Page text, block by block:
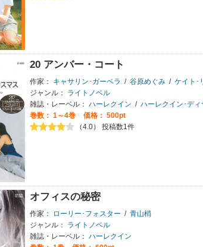
20 アンバー・コート
作家： キャサリン･ガーベラ / 谷原めぐみ / ケイト･
ジャンル：
ライトノベル
雑誌・レーベル： ハーレクイン / ハーレクイン･ディ
巻数： 1～4巻
価格： 500pt
（4.0） 投稿数1件
オフィスの秘密
作家： ローリー･フォスター / 青山梢
ジャンル：
ライトノベル
雑誌・レーベル： ハーレクイン